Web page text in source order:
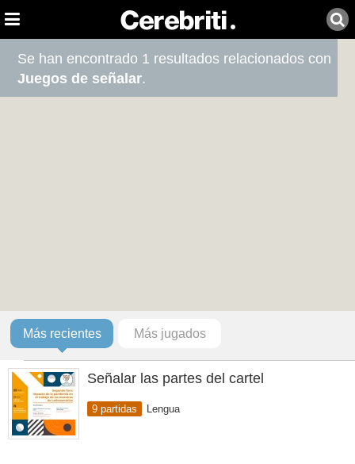
Se han encontrado 1 resultados relacionados con
Juegos de señalar.
Más recientes Más jugados
Señalar las partes del cartel
9 partidas Lengua